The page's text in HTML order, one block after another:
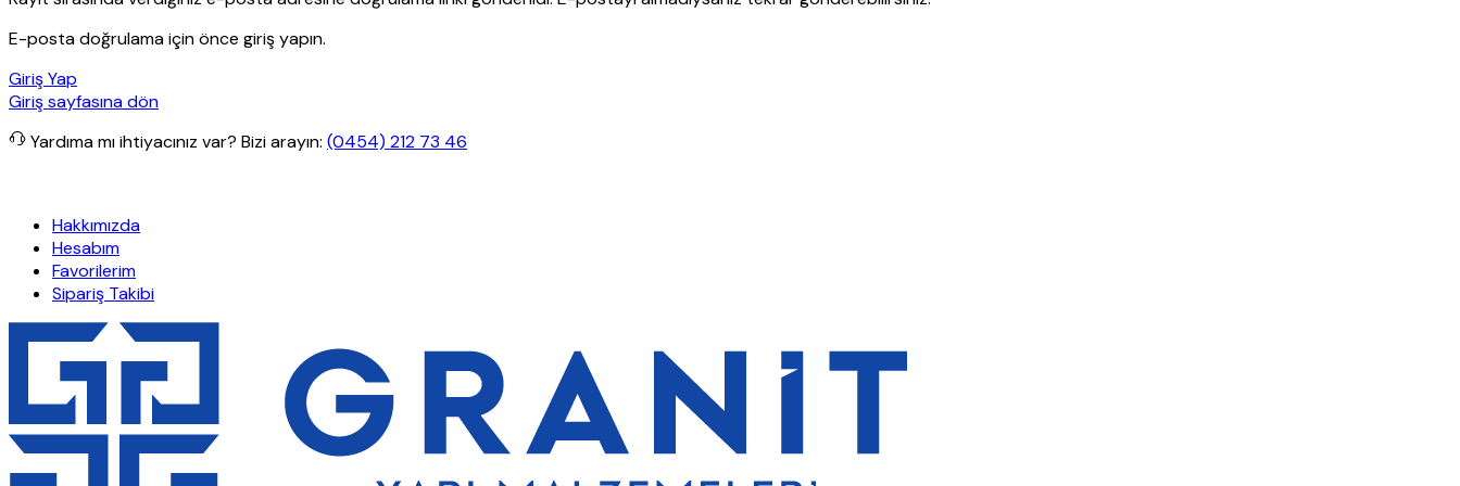
E-posta doğrulama için önce giriş yapın.
Giriş Yap
Giriş sayfasına dön
Yardıma mı ihtiyacınız var? Bizi arayın: (0454) 212 73 46
Hakkımızda
Hesabım
Favorilerim
Sipariş Takibi